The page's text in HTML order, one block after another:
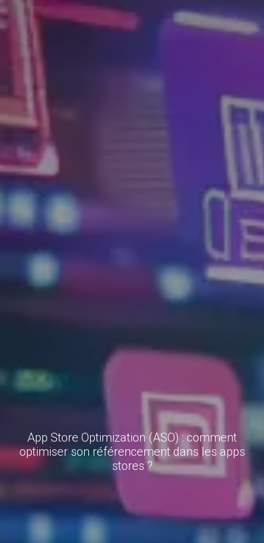
App Store Optimization (ASO) : comment
optimiser son référencement dans les apps
stores ?